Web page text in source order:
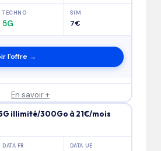
TECHNO
5G
SIM
7€
l'offre →
En savoir +
illimité/300Go à 21€/mois
DATA FR DATA UE